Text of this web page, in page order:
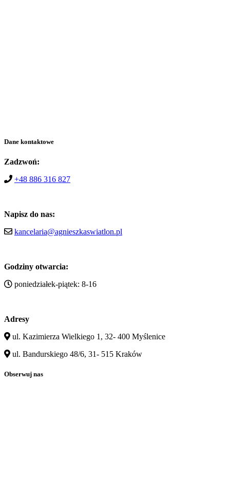
Dane kontaktowe
Zadzwoń:
+48 886 316 827
Napisz do nas:
kancelaria@agnieszkaswiatlon.pl
Godziny otwarcia:
poniedziałek-piątek: 8-16
Adresy
ul. Kazimierza Wielkiego 1, 32- 400 Myślenice
ul. Bandurskiego 48/6, 31- 515 Kraków
Obserwuj nas